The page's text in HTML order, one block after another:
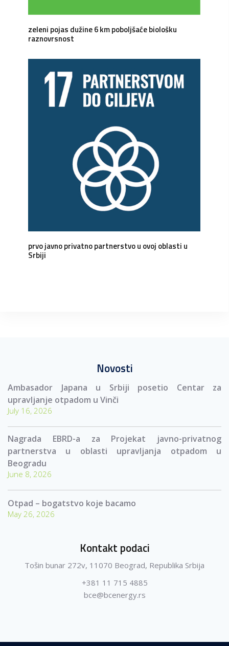
zeleni pojas dužine 6 km poboljšaće biološku
raznovrsnost
prvo javno privatno partnerstvo u ovoj oblasti u
Srbiji
Novosti
Ambasador Japana u Srbiji posetio Centar za
upravljanje otpadom u Vinči
July 16, 2026
Nagrada EBRD-a za Projekat javno-privatnog
partnerstva u oblasti upravljanja otpadom u
Beogradu
June 8, 2026
Otpad – bogatstvo koje bacamo
May 26, 2026
Kontakt podaci
Tošin bunar 272v, 11070 Beograd, Republika Srbija
+381 11 715 4885
bce@bcenergy.rs